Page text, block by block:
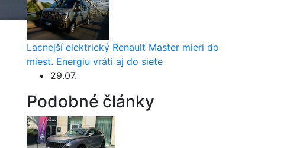
Lacnejší elektrický Renault Master mieri do
miest. Energiu vráti aj do siete
29.07.
Podobné články